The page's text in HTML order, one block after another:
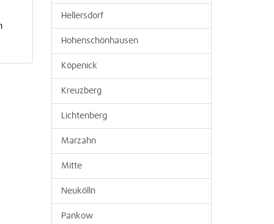
Hellersdorf
Hohenschönhausen
Köpenick
Kreuzberg
Lichtenberg
Marzahn
Mitte
Neukölln
Pankow